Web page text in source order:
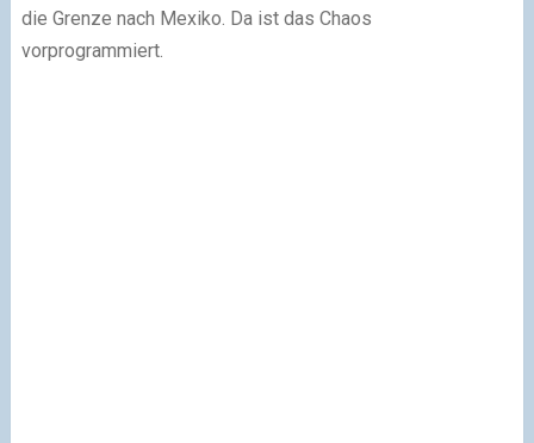
die Grenze nach Mexiko. Da ist das Chaos
vorprogrammiert.